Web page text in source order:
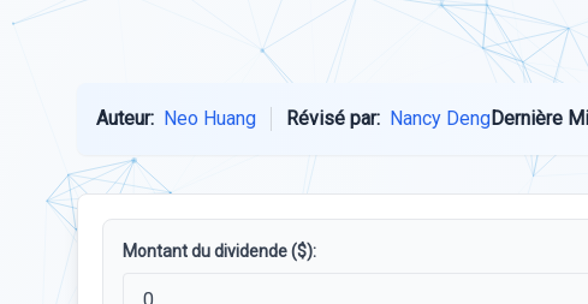
Auteur: Neo Huang Révisé par: Nancy DengDernière
Montant du dividende ($):